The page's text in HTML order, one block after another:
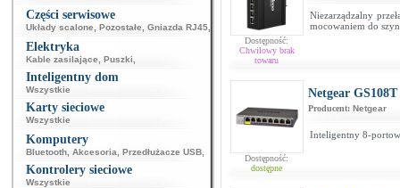
Części serwisowe
Układy scalone Pozostałe Gniazda RJ45
Elektryka
Kable zasilające Puszki
Inteligentny dom
Wszystkie
Karty sieciowe
Wszystkie
Komputery
Bluetooth Akcesoria Przedłużacze USB
Kontrolery sieciowe
Wszystkie
Dostępność:
Chwilowy brak
towaru
Niezarządzalny
mocowaniem do
Dostępność:
dostępne
Netgear
Producent: Netgear
Inteligentny 8-